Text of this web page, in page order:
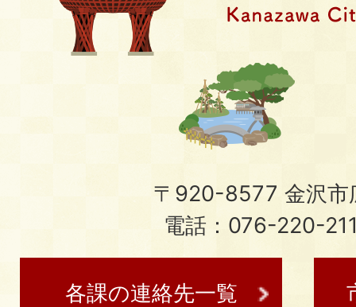
〒920-8577 金沢市
電話：076-220-
各課の連絡先一覧